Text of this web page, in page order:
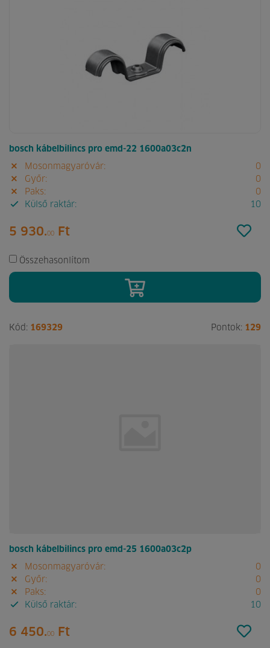
bosch kábelbilincs pro emd-22 1600a03c2n
Mosonmagyaróvár:
0
Győr:
0
Paks:
0
Külső raktár:
10
5 930.00 Ft
Összehasonlítom
Kód: 169329 Pontok: 129
bosch kábelbilincs pro emd-25 1600a03c2p
Mosonmagyaróvár:
0
Győr:
0
Paks:
0
Külső raktár:
10
6 450.00 Ft